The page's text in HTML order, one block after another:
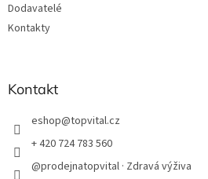
Dodavatelé
Kontakty
Kontakt
eshop@topvital.cz
+ 420 724 783 560
@prodejnatopvital · Zdravá výživa